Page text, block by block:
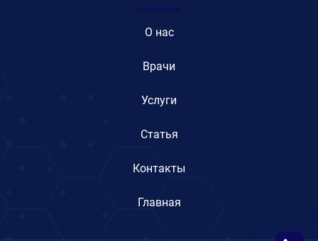
O нас
Врачи
Услуги
Статья
Контакты
Главная